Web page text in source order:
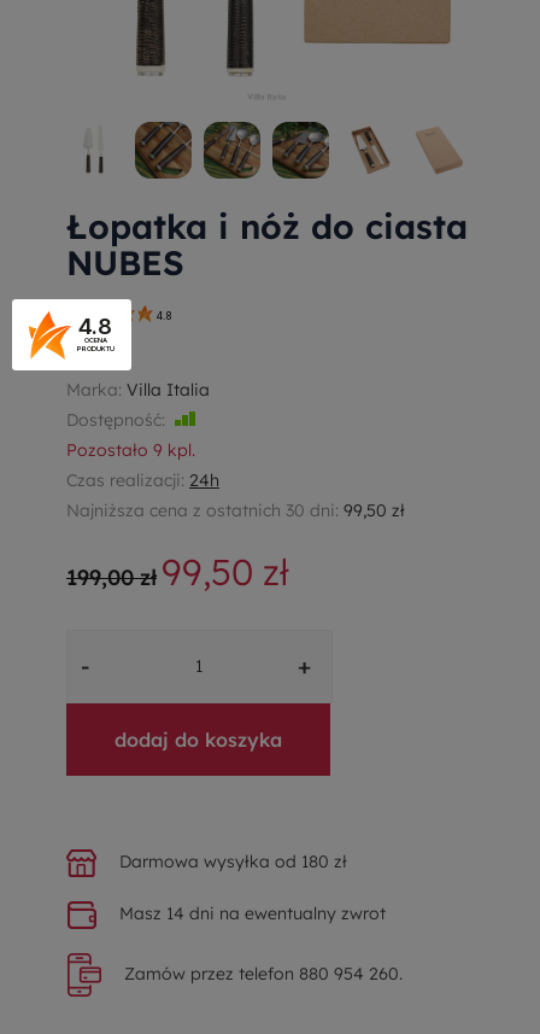
Łopatka i nóż do ciasta
NUBES
4.8
CE211
Marka: Villa Italia
Dostępność:
Pozostało 9 kpl.
Czas realizacji: 24h
Najniższa cena z ostatnich 30 dni: 99,50 zł
199,00 zł 99,50 zł
- +
dodaj do koszyka
Darmowa wysyłka od 180 zł
Masz 14 dni na ewentualny zwrot
Zamów przez telefon 880 954 260.
4.8
OCENA
PRODUKTU